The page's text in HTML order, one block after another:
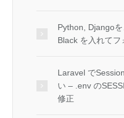
Python, Django
Black を入れてフ
Laravel で
い – .env の
修正